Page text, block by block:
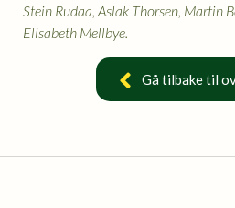
Stein Rudaa, Aslak Thorsen, Martin
Elisabeth Mellbye.
Gå tilbake til